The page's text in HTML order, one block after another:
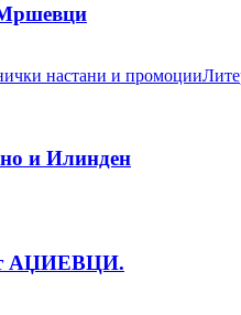
настани и промоции
и Илинден
АЏИЕВЦИ.